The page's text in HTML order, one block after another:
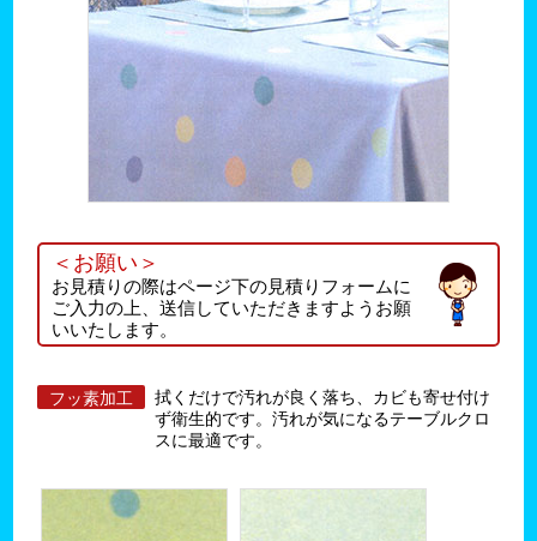
＜お願い＞
お見積りの際はページ下の見積りフォームに
ご入力の上、送信していただきますようお願
いいたします。
フッ素加工
拭くだけで汚れが良く落ち、カビも寄せ付け
ず衛生的です。汚れが気になるテーブルクロ
スに最適です。